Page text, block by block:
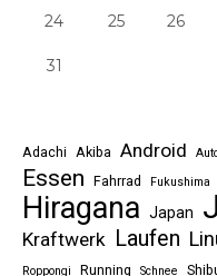
24 25 26
31
Adachi Akiba Android
Essen Fahrrad Fukushima
Hiragana Japan
Kraftwerk Laufen
Roppongi
Running Schnee